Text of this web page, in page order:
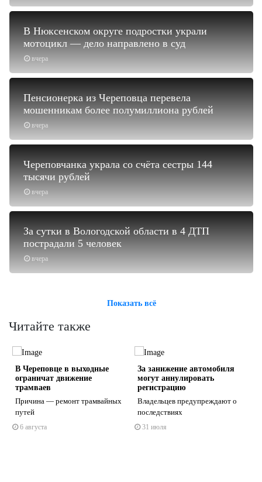
вчера
В Нюксенском округе подростки украли
мотоцикл — дело направлено в суд
вчера
Пенсионерка из Череповца перевела
мошенникам более полумиллиона рублей
вчера
Череповчанка украла со счёта сестры 144
тысячи рублей
вчера
За сутки в Вологодской области в 4 ДТП
пострадали 5 человек
Показать всё
Читайте также
В Череповце в выходные
ограничат движение
трамваев
Причина — ремонт трамвайных
путей
6 августа
За занижение автомобиля
могут аннулировать
регистрацию
Владельцев предупреждают о
последствиях
31 июля